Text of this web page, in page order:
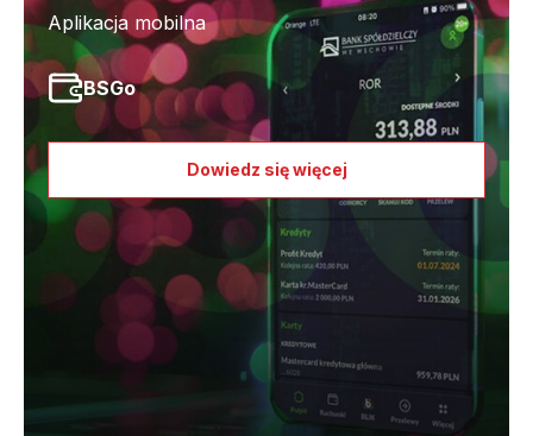
Aplikacja mobilna
BSGo
Dowiedz się więcej